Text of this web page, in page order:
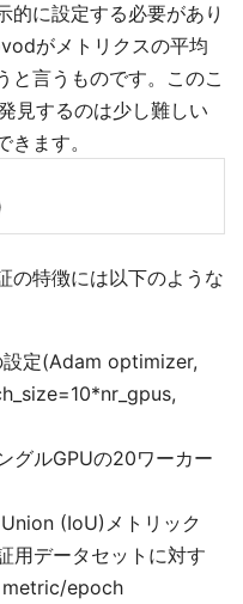
的に設定する必要があり
がメトリクスの平均
と言うものです。このこ
見するのは少し難しい
ます。
の特徴には以下のような
設定(Adam optimizer,
グルGPUの20ワーカー
(IoU)メトリック
用データセットに対す
metric/epoch